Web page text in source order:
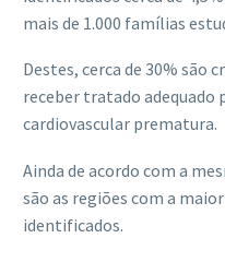
mais de 1.000 famílias
Destes, cerca de 30% são
receber tratado adequado
cardiovascular prematura.
Ainda de acordo com a
são as regiões com a
identificados.